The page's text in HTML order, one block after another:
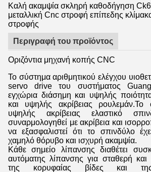
Καλή ακαμψία σκληρή καθοδήγηση
μεταλλική Cnc στροφή επίπεδης
στροφής
Περιγραφή του προϊόντος
Οριζόντια μηχανή κοπής CNC
Το σύστημα αριθμητικού ελέγχου
servo drive του συστήματος
εγχώρια διάσημη και υψηλής
και υψηλής ακρίβειας ρουλεμάν.Το
υψηλής ακρίβειας ελαστικό
συναρμολογηθεί με ακρίβεια και
να εξασφαλιστεί ότι το σπινδύλο
χαμηλό θόρυβο και ισχυρή ακαμψία.
Κάθε σημείο λίπανσης διαθέτει
αυτόματης λίπανσης για σταθερή και
της κορυφαίας βίδες και της